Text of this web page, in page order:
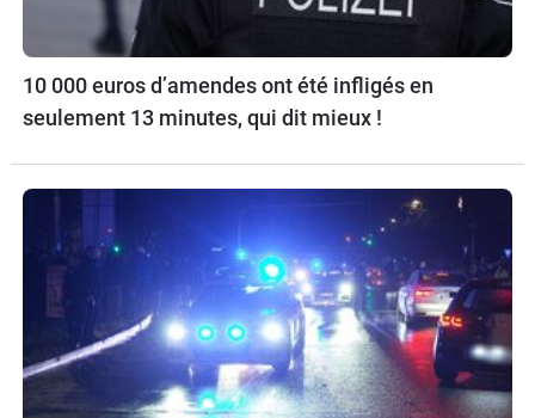
10 000 euros d’amendes ont été infligés en
seulement 13 minutes, qui dit mieux !